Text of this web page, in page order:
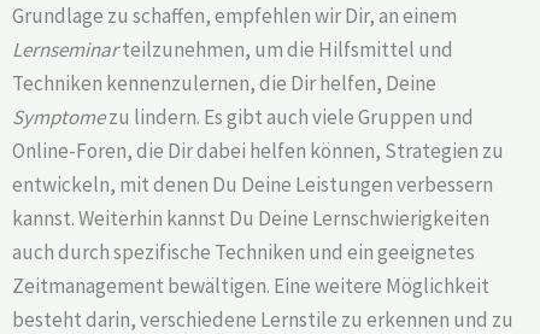
Grundlage zu schaffen, empfehlen wir Dir, an einem
Lernseminarteilzunehmen, um die Hilfsmittel und
Techniken kennenzulernen, die Dir helfen, Deine
Symptomezu lindern. Es gibt auch viele Gruppen und
Online-Foren, die Dir dabei helfen können, Strategien zu
entwickeln, mit denen Du Deine Leistungen verbessern
kannst. Weiterhin kannst Du Deine Lernschwierigkeiten
auch durch spezifische Techniken und ein geeignetes
Zeitmanagement bewältigen. Eine weitere Möglichkeit
besteht darin, verschiedene Lernstile zu erkennen und zu